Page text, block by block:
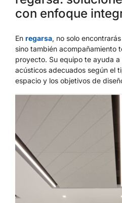
con enfoque
En regarsa, no solo
sino también acompañamiento
proyecto. Su equipo te ayuda
acústicos adecuados según el
espacio y los objetivos de